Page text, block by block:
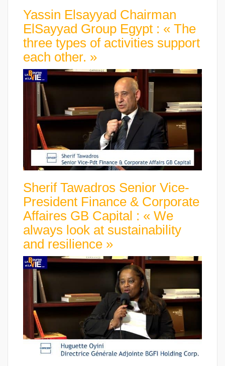
Yassin Elsayyad Chairman
ElSayyad Group Egypt : « The
three types of activities support
each other. »
Sherif Tawadros Senior Vice-
President Finance & Corporate
Affaires GB Capital : « We
always look at sustainability
and resilience »